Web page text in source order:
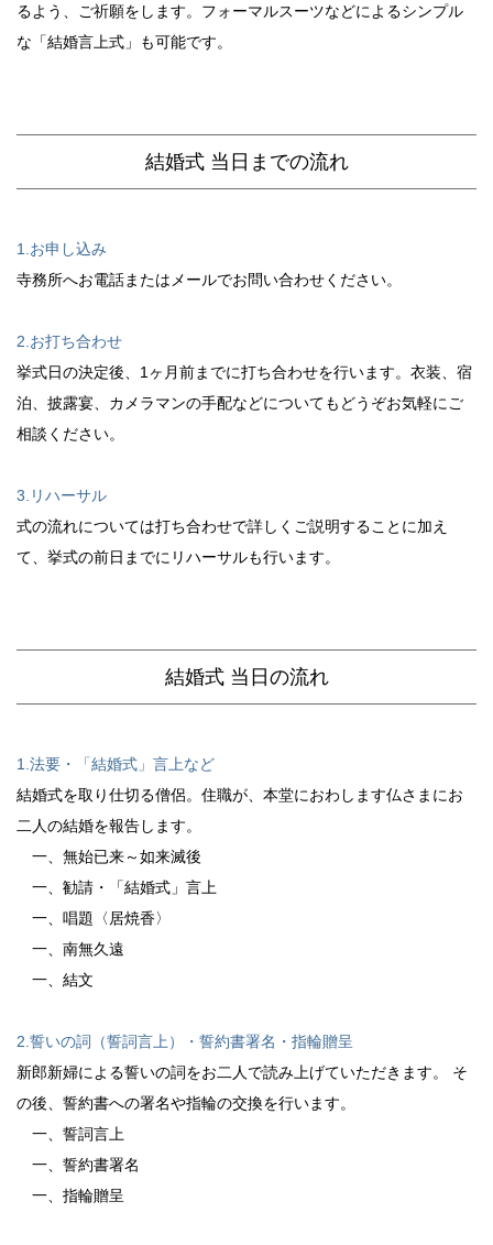
るよう、ご祈願をします。フォーマルスーツなどによるシンプル
な「結婚言上式」も可能です。
結婚式 当日までの流れ
1.お申し込み
寺務所へお電話またはメールでお問い合わせください。
2.お打ち合わせ
挙式日の決定後、1ヶ月前までに打ち合わせを行います。衣装、宿
泊、披露宴、カメラマンの手配などについてもどうぞお気軽にご
相談ください。
3.リハーサル
式の流れについては打ち合わせで詳しくご説明することに加え
て、挙式の前日までにリハーサルも行います。
結婚式 当日の流れ
1.法要・「結婚式」言上など
結婚式を取り仕切る僧侶。住職が、本堂におわします仏さまにお
二人の結婚を報告します。
一、無始已来～如来滅後
一、勧請・「結婚式」言上
一、唱題〈居焼香〉
一、南無久遠
一、結文
2.誓いの詞（誓詞言上）・誓約書署名・指輪贈呈
新郎新婦による誓いの詞をお二人で読み上げていただきます。 そ
の後、誓約書への署名や指輪の交換を行います。
一、誓詞言上
一、誓約書署名
一、指輪贈呈